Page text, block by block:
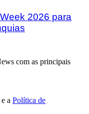
2026 para
com as principais
e a Política de